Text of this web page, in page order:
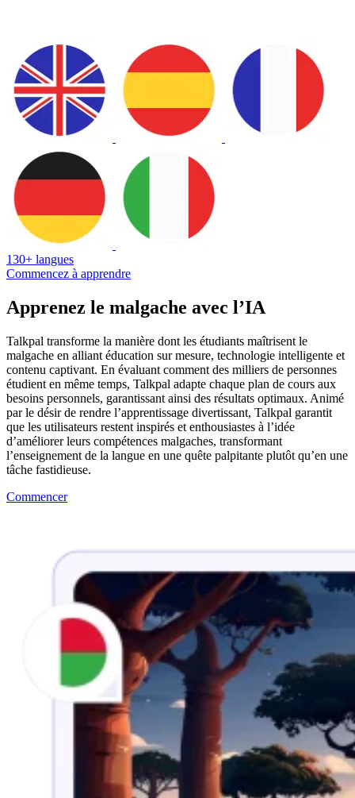
130+ langues
Commencez à apprendre
Apprenez le malgache avec l’IA
Talkpal transforme la manière dont les étudiants maîtrisent le
malgache en alliant éducation sur mesure, technologie intelligente et
contenu captivant. En évaluant comment des milliers de personnes
étudient en même temps, Talkpal adapte chaque plan de cours aux
besoins personnels, garantissant ainsi des résultats optimaux. Animé
par le désir de rendre l’apprentissage divertissant, Talkpal garantit
que les utilisateurs restent inspirés et enthousiastes à l’idée
d’améliorer leurs compétences malgaches, transformant
l’enseignement de la langue en une quête palpitante plutôt qu’en une
tâche fastidieuse.
Commencer